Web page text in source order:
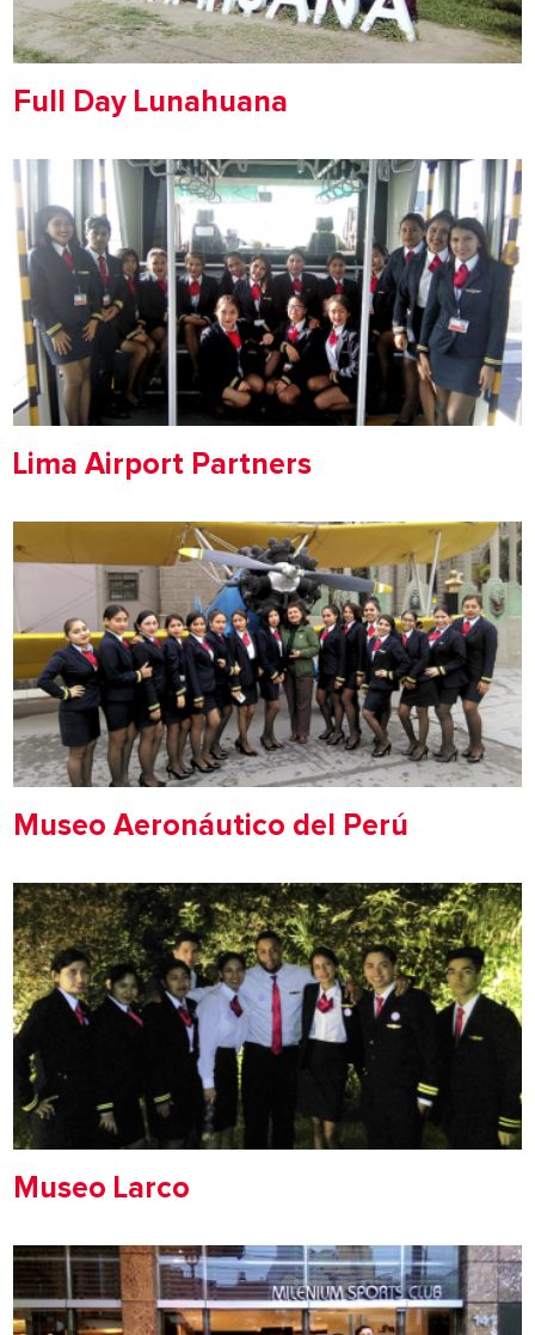
Full Day Lunahuana
Lima Airport Partners
Museo Aeronáutico del Perú
Museo Larco